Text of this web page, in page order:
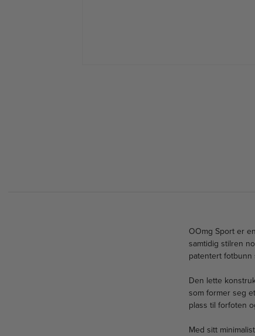
OOmg Sport er
samtidig stilren
patentert fotbunn
Den lette
som former seg
plass til forfoten
Med sitt